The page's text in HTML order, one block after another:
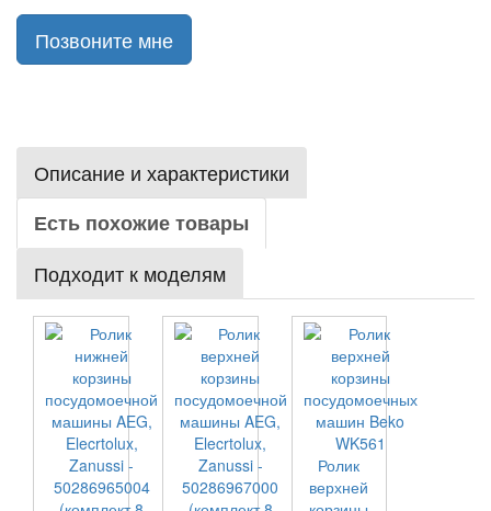
Позвоните мне
Описание и характеристики
Есть похожие товары
Подходит к моделям
Ролик
верхней